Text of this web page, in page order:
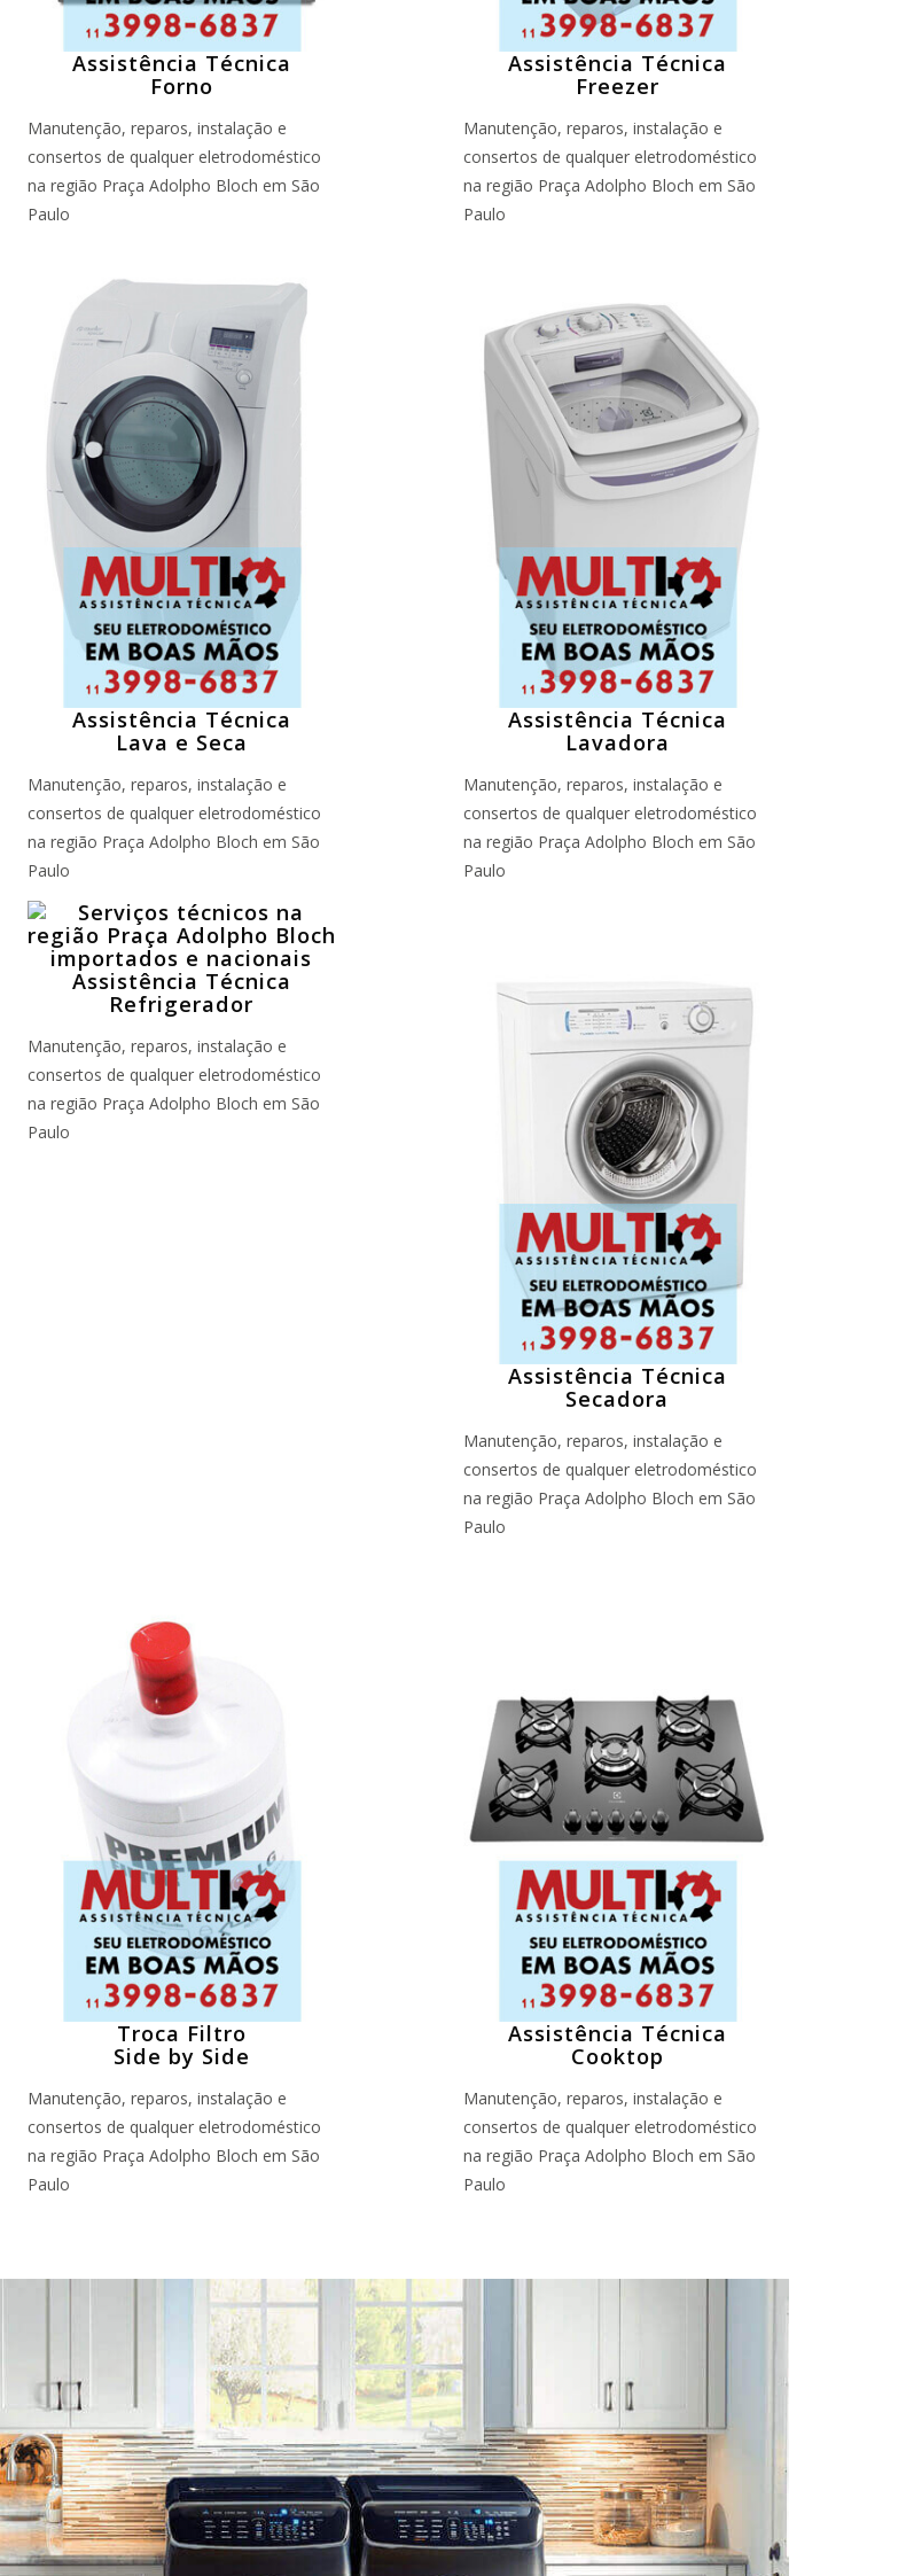
Assistência Técnica
Forno
Manutenção, reparos, instalação e
consertos de qualquer eletrodoméstico
na região Praça Adolpho Bloch em São
Paulo
Assistência Técnica
Freezer
Manutenção, reparos, instalação e
consertos de qualquer eletrodoméstico
na região Praça Adolpho Bloch em São
Paulo
Assistência Técnica
Lava e Seca
Manutenção, reparos, instalação e
consertos de qualquer eletrodoméstico
na região Praça Adolpho Bloch em São
Paulo
Assistência Técnica
Lavadora
Manutenção, reparos, instalação e
consertos de qualquer eletrodoméstico
na região Praça Adolpho Bloch em São
Paulo
Assistência Técnica
Refrigerador
Manutenção, reparos, instalação e
consertos de qualquer eletrodoméstico
na região Praça Adolpho Bloch em São
Paulo
Assistência Técnica
Secadora
Manutenção, reparos, instalação e
consertos de qualquer eletrodoméstico
na região Praça Adolpho Bloch em São
Paulo
Troca Filtro
Side by Side
Manutenção, reparos, instalação e
consertos de qualquer eletrodoméstico
na região Praça Adolpho Bloch em São
Paulo
Assistência Técnica
Cooktop
Manutenção, reparos, instalação e
consertos de qualquer eletrodoméstico
na região Praça Adolpho Bloch em São
Paulo